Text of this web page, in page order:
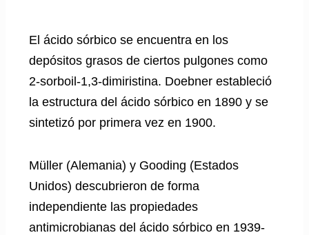
El ácido sórbico se encuentra en los
depósitos grasos de ciertos pulgones como
2-sorboil-1,3-dimiristina. Doebner estableció
la estructura del ácido sórbico en 1890 y se
sintetizó por primera vez en 1900.
Müller (Alemania) y Gooding (Estados
Unidos) descubrieron de forma
independiente las propiedades
antimicrobianas del ácido sórbico en 1939-